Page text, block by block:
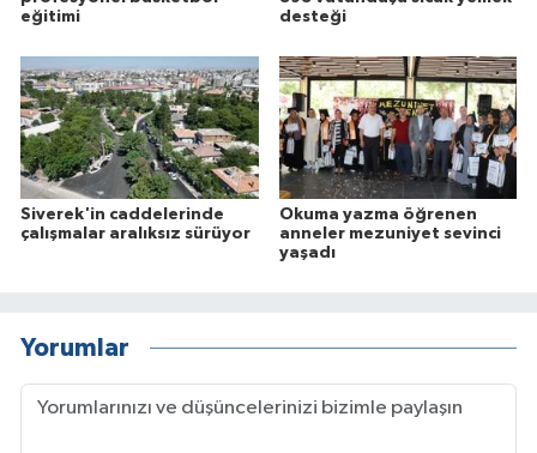
eğitimi
desteği
Siverek'in caddelerinde
çalışmalar aralıksız sürüyor
Okuma yazma öğrenen
anneler mezuniyet sevinci
yaşadı
Yorumlar